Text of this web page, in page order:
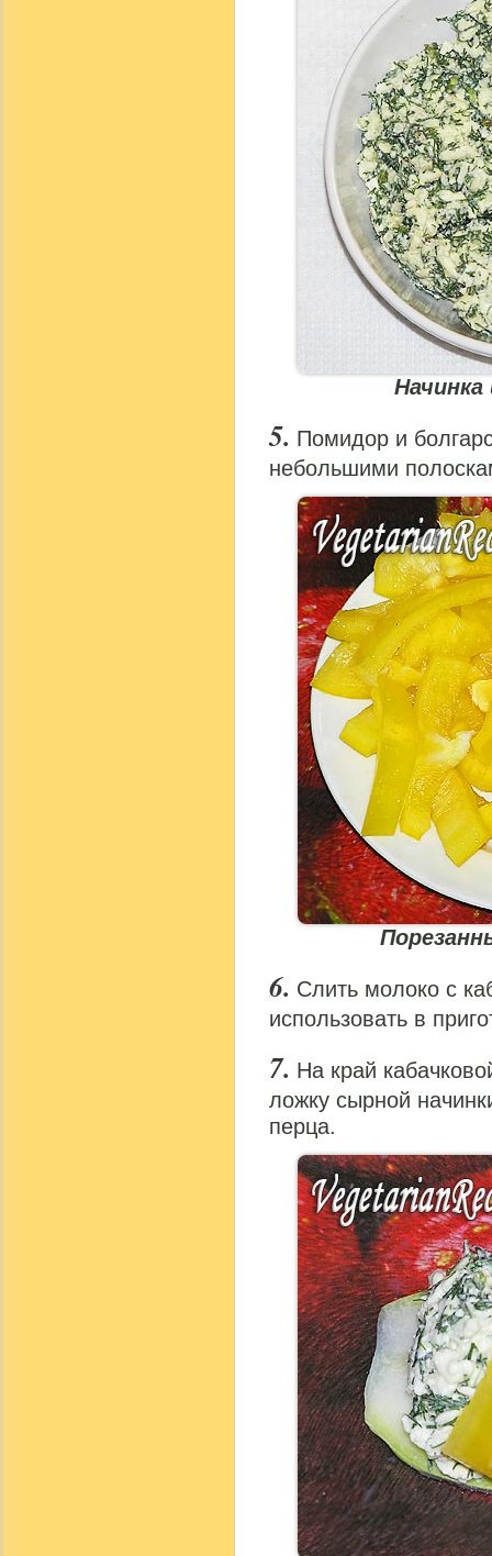
Начинка
Помидор и
небольшими
Слить молоко с
использовать в
На край
ложку сырной
перца.